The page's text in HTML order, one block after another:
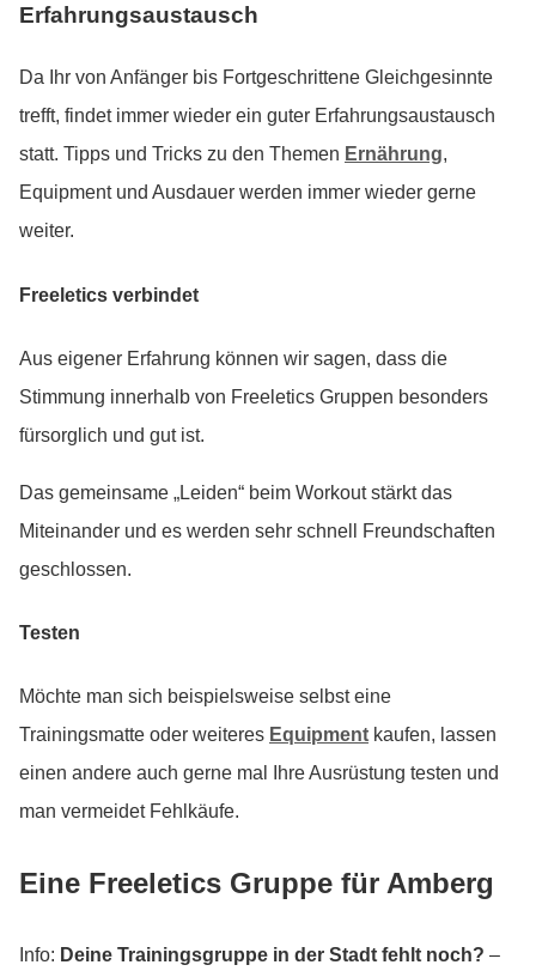
Erfahrungsaustausch
Da Ihr von Anfänger bis Fortgeschrittene Gleichgesinnte
trefft, findet immer wieder ein guter Erfahrungsaustausch
statt. Tipps und Tricks zu den Themen Ernährung,
Equipment und Ausdauer werden immer wieder gerne
weiter.
Freeletics verbindet
Aus eigener Erfahrung können wir sagen, dass die
Stimmung innerhalb von Freeletics Gruppen besonders
fürsorglich und gut ist.
Das gemeinsame „Leiden“ beim Workout stärkt das
Miteinander und es werden sehr schnell Freundschaften
geschlossen.
Testen
Möchte man sich beispielsweise selbst eine
Trainingsmatte oder weiteres Equipment kaufen, lassen
einen andere auch gerne mal Ihre Ausrüstung testen und
man vermeidet Fehlkäufe.
Eine Freeletics Gruppe für Amberg
Info: Deine Trainingsgruppe in der Stadt fehlt noch? –